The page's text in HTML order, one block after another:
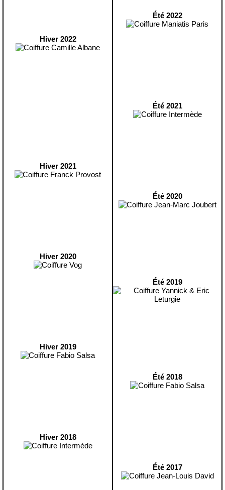
Hiver 2022
Hiver 2021
Hiver 2020
Hiver 2019
Hiver 2018
Été 2022
Été 2021
Été 2020
Été 2019
Été 2018
Été 2017